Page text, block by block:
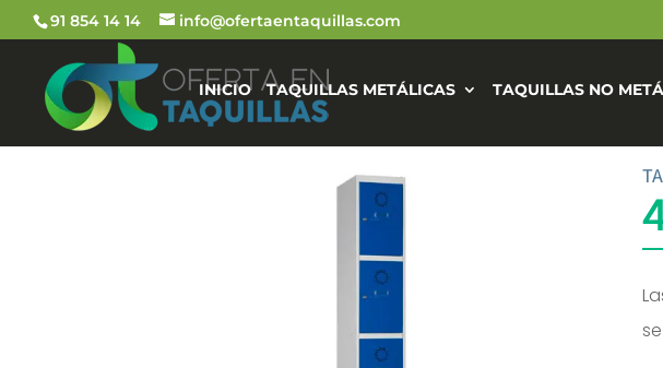
91 854 14 14 info@ofertaentaquillas.com
INICIO TAQUILLAS METÁLICAS TAQUILLAS NO